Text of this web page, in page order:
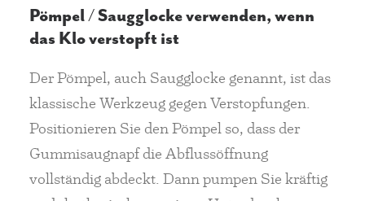
Pömpel / Saugglocke verwenden, wenn
das Klo verstopft ist
Der Pömpel, auch Saugglocke genannt, ist das
klassische Werkzeug gegen Verstopfungen.
Positionieren Sie den Pömpel so, dass der
Gummisaugnapf die Abflussöffnung
vollständig abdeckt. Dann pumpen Sie kräftig